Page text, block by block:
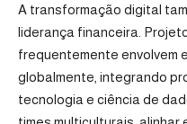
A transformação digital
liderança financeira.
frequentemente envolvem
globalmente, integrando
tecnologia e ciência de